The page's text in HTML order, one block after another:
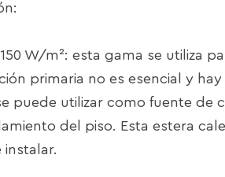
W/m²: esta gama se utiliza
primaria no es esencial y
puede utilizar como fuente de
del piso. Esta estera
instalar.